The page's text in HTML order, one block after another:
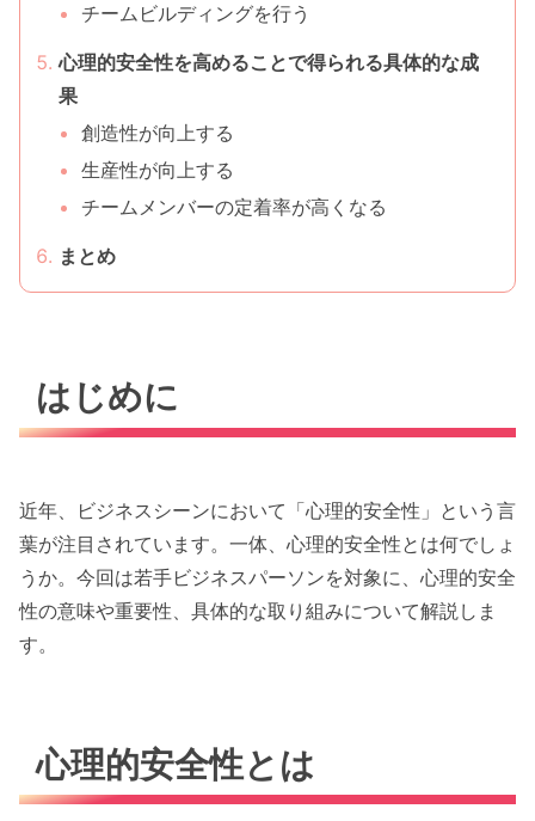
チームビルディングを行う
心理的安全性を高めることで得られる具体的な成
果
創造性が向上する
生産性が向上する
チームメンバーの定着率が高くなる
まとめ
はじめに
近年、ビジネスシーンにおいて「心理的安全性」という言
葉が注目されています。一体、心理的安全性とは何でしょ
うか。今回は若手ビジネスパーソンを対象に、心理的安全
性の意味や重要性、具体的な取り組みについて解説しま
す。
心理的安全性とは